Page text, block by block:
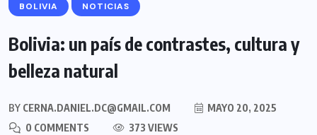
BOLIVIA NOTICIAS
Bolivia: un país de contrastes, cultura y
belleza natural
BY CERNA.DANIEL.DC@GMAIL.COM
MAYO 20, 2025
0 COMMENTS
373 VIEWS